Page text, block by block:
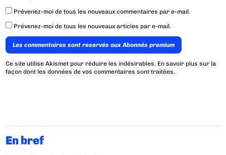
Prévenez-moi de tous les nouveaux commentaires par e-mail.
Prévenez-moi de tous les nouveaux articles par e-mail.
Les commentaires sont reservés aux Abonnés premium
Ce site utilise Akismet pour réduire les indésirables. En savoir plus sur la
façon dont les données de vos commentaires sont traitées.
En bref